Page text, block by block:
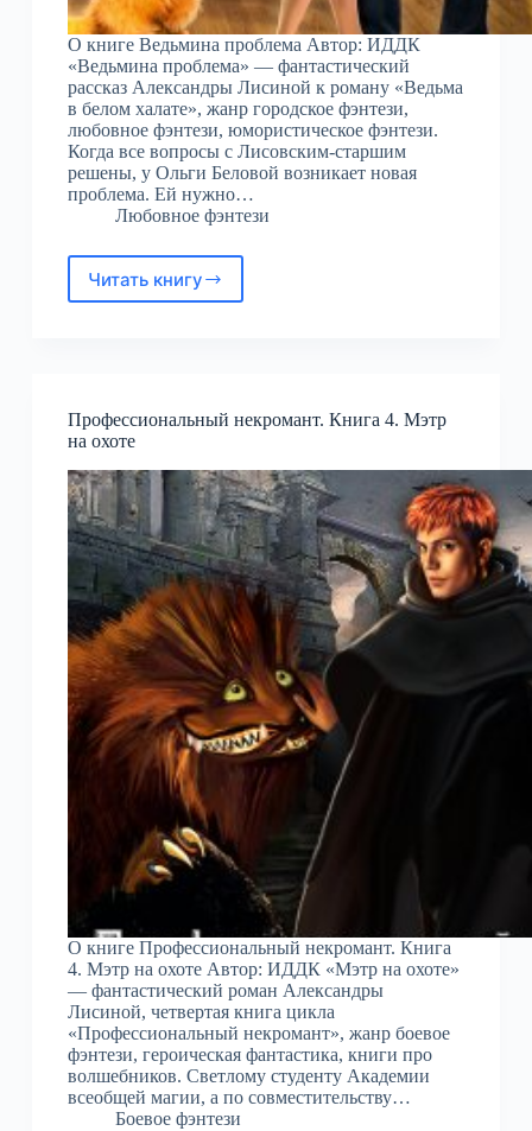
О книге Ведьмина проблема Автор: ИДДК
«Ведьмина проблема» — фантастический
рассказ Александры Лисиной к роману «Ведьма
в белом халате», жанр городское фэнтези,
любовное фэнтези, юмористическое фэнтези.
Когда все вопросы с Лисовским-старшим
решены, у Ольги Беловой возникает новая
проблема. Ей нужно…
Любовное фэнтези
Читать книгу
Ведьмина
Профессиональный некромант. Книга 4. Мэтр
на охоте
О книге Профессиональный некромант. Книга
4. Мэтр на охоте Автор: ИДДК «Мэтр на охоте»
— фантастический роман Александры
Лисиной, четвертая книга цикла
«Профессиональный некромант», жанр боевое
фэнтези, героическая фантастика, книги про
волшебников. Светлому студенту Академии
всеобщей магии, а по совместительству…
Боевое фэнтези